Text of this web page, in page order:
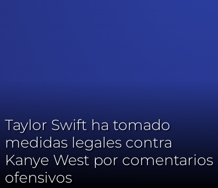
Taylor Swift ha tomado
medidas legales contra
Kanye West por comentarios
ofensivos